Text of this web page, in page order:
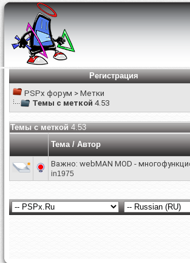
Регистрация
PSPx форум > Метки
Темы с меткой 4.53
Темы с меткой4.53
Тема / Автор
Важно: webMAN MOD -
in1975